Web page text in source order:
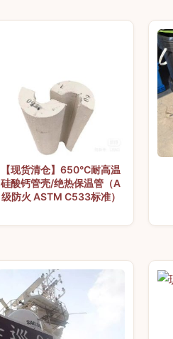
【现货清仓】650°C耐高温
硅酸钙管壳/绝热保温管（A
级防火 ASTM C533标准）